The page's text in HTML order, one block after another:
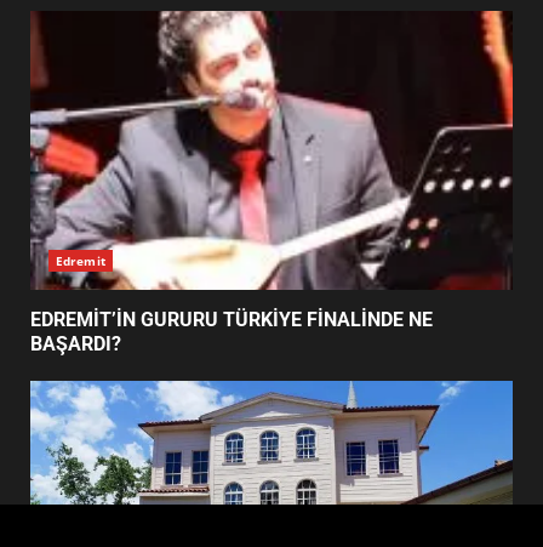
UZATILDI: NE DEĞİŞTİ?
5
BURHANİYE SATRANÇ
TURNUVASI KAYITLARI NEYİ
DEĞİŞTİRİYOR?
BURHANİYE BELEDİYESPOR’DA
YENİ YÖNETİM NASIL
7
BURHANİYE’DE FEN İŞLERİNDEN
DEV HAREKET: NELER
YAPILIYOR?
Edremit
EDREMİT’İN GURURU TÜRKİYE FİNALİNDE NE
BAŞARDI?